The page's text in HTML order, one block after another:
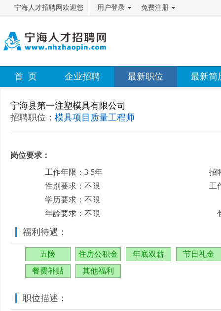
宁海人才招聘网欢迎您 用户登录 免费注册
首 页 企业招聘 最新职位 最新简
宁海县第一注塑模具有限公司
招聘职位： 模具项目质量工程师
岗位要求：
工作年限：3-5年
性别要求：不限
学历要求：不限
年龄要求：不限
招
工
福利待遇：
五险 住房公积金 年底双薪
节日礼金
餐费补贴
其他福利
职位描述：